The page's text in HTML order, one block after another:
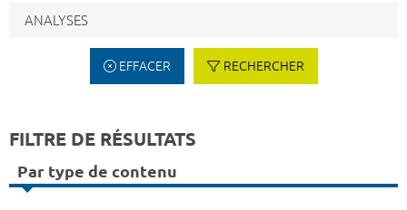
EFFACER RECHERCHER
FILTRE DE RÉSULTATS
Par type de contenu